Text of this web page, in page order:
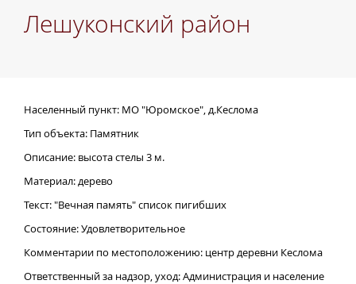
Лешуконский район
Населенный пункт: МО "Юромское", д.Кеслома
Тип объекта: Памятник
Описание: высота стелы 3 м.
Материал: дерево
Текст: "Вечная память" список пигибших
Состояние: Удовлетворительное
Комментарии по местоположению: центр деревни Кеслома
Ответственный за надзор, уход: Администрация и население